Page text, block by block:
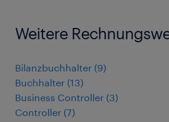
Weitere
Bilanzbuchhalter (9)
Buchhalter (13)
Business Controller (3)
Controller (7)